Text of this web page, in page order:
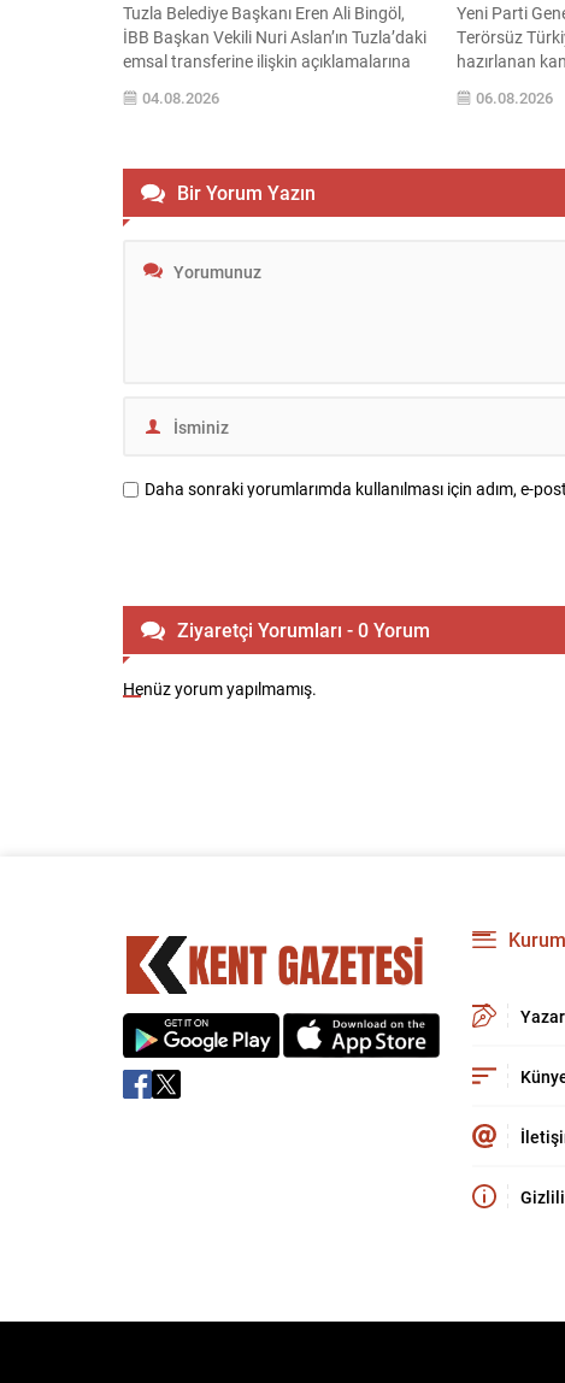
Tuzla Belediye Başkanı Eren Ali Bingöl,
İBB Başkan Vekili Nuri Aslan’ın Tuzla’daki
emsal transferine ilişkin açıklamalarına
yazılı bir metinle karşılık verdi. Bingöl,
konunun siyasi polemik değil; yaklaşık 50
2019-2024 dönemine ilişkin usulsüzlük
iddiaları, eksik belgeler ve mükerrer emsal
aktarımlarına...
04.08.2026
Yeni Parti
Terörsüz
hazırlanan
paylaştı.
eleştirilerini
06.08.2026
Bir Yorum Yazın
Daha sonraki yorumlarımda kullanılması için adım, e-
Ziyaretçi Yorumları - 0 Yorum
Henüz yorum yapılmamış.